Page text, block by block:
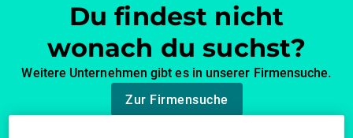
Du findest nicht
wonach du suchst?
Weitere Unternehmen gibt es in unserer Firmensuche.
Zur Firmensuche